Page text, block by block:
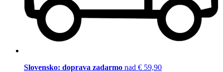
Slovensko: doprava zadarmo nad € 59,90